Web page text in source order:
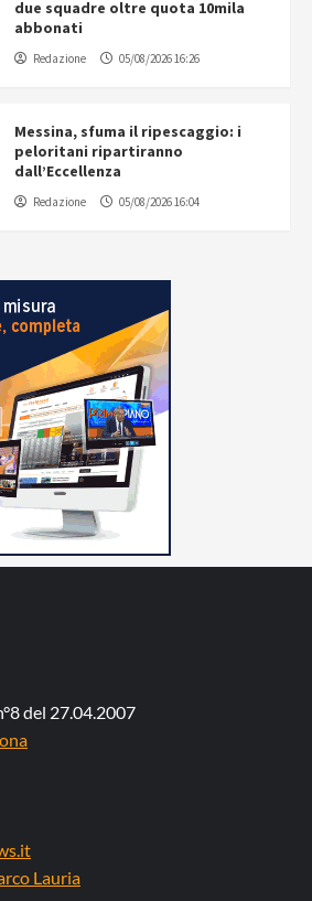
due squadre oltre quota 10mila
abbonati
Redazione 05/08/2026 16:26
Messina, sfuma il ripescaggio: i
peloritani ripartiranno
dall’Eccellenza
Redazione 05/08/2026 16:04
del 27.04.2007
Lauria